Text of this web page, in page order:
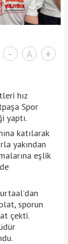
- A +
hız
Spor
yaptı.
katılarak
yakından
eşlik
sporun
çekti.